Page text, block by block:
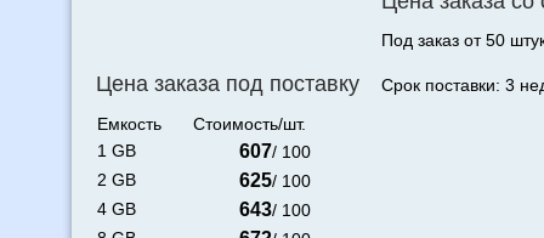
Цена заказа под поставку
Емкость
Стоимость/шт.
1 GB
607/ 100
2 GB
625/ 100
4 GB
643/ 100
Под заказ от 50
Срок поставки: 3